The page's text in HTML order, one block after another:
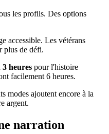
les profils. Des options
accessible. Les vétérans
plus de défi.
3 heures pour l'histoire
facilement 6 heures.
modes ajoutent encore à la
argent.
narration